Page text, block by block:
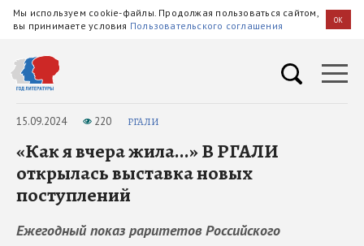
Мы используем cookie-файлы. Продолжая пользоваться сайтом,
вы принимаете условия Пользовательского соглашения OK
15.09.2024 220 РГАЛИ
«Как я вчера жила...» В РГАЛИ
открылась выставка новых
поступлений
Ежегодный показ раритетов Российского